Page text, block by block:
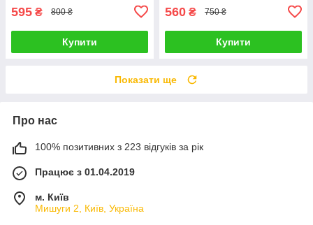
595 ₴ 800 ₴
Купити
560 ₴ 750 ₴
Купити
Показати ще
Про нас
100% позитивних з 223 відгуків за рік
Працює з 01.04.2019
м. Київ
Мишуги 2, Київ, Україна